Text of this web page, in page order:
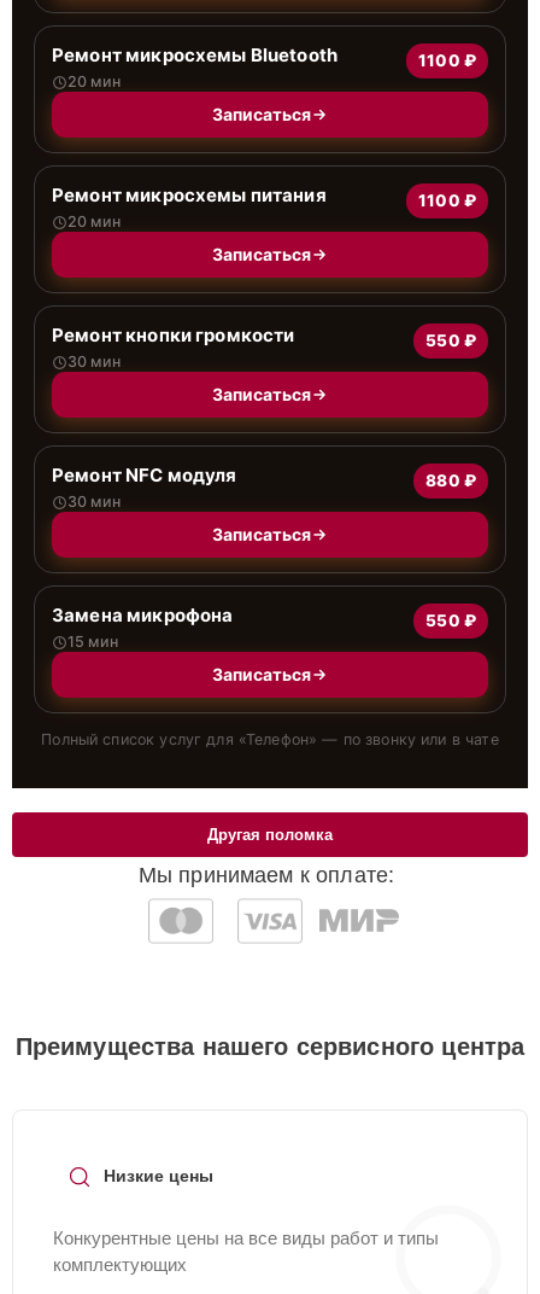
Ремонт микросхемы Bluetooth
20 мин
1100 ₽
Записаться
Ремонт микросхемы питания
20 мин
1100 ₽
Записаться
Ремонт кнопки громкости
30 мин
550 ₽
Записаться
Ремонт NFC модуля
30 мин
880 ₽
Записаться
Замена микрофона
15 мин
550 ₽
Записаться
Полный список услуг для «Телефон» — по звонку или в чате
Мы принимаем к оплате:
Другая поломка
Преимущества нашего сервисного центра
Низкие цены
Конкурентные цены на все виды работ и типы
комплектующих